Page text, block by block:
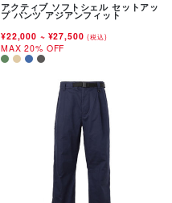
アクティブ ソフトシェル セットアッ
プ パンツ アジアンフィット
¥22,000 ~ ¥27,500(税込)
MAX 20% OFF